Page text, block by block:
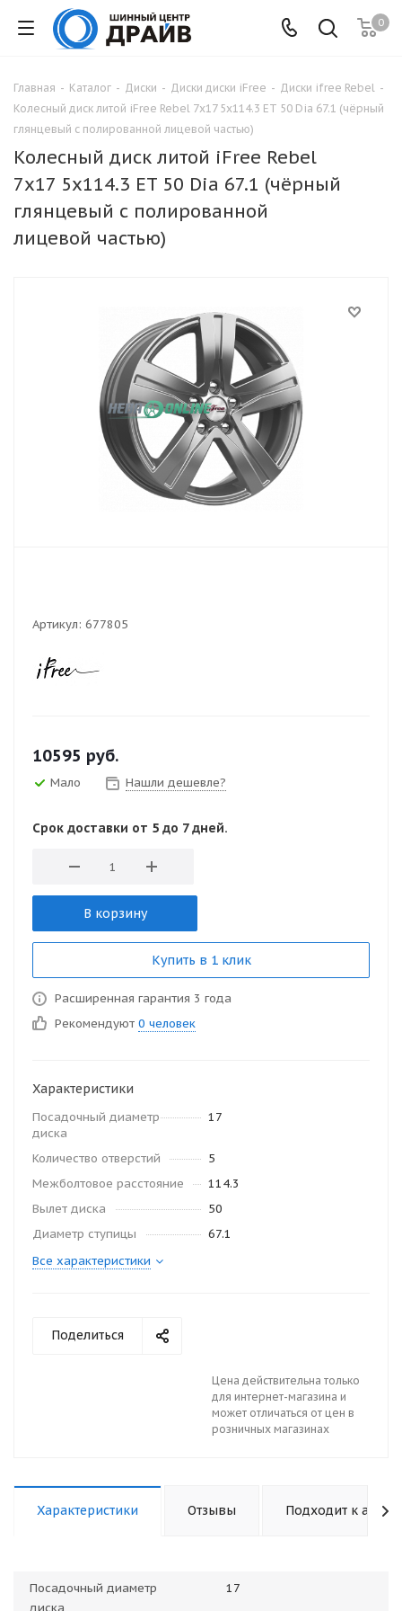
0
Главная - Каталог - Диски - Диски диски iFree - Диски ifree Rebel -
Колесный диск литой iFree Rebel 7x17 5x114.3 ET 50 Dia 67.1 (чёрный
глянцевый с полированной лицевой частью)
Колесный диск литой iFree Rebel
7x17 5x114.3 ET 50 Dia 67.1 (чёрный
глянцевый с полированной
лицевой частью)
Артикул: 677805
10595 руб.
Мало Нашли дешевле?
Срок доставки от 5 до 7 дней.
В корзину
Купить в 1 клик
Расширенная гарантия 3 года
Рекомендуют 0 человек
Характеристики
Посадочный диаметр
диска
17
Количество отверстий
5
Межболтовое расстояние
114.3
Вылет диска
50
Диаметр ступицы
67.1
Все характеристики
Поделиться
Цена действительна только
для интернет-магазина и
может отличаться от цен в
розничных магазинах
Характеристики Отзывы Подходит к авто
Посадочный диаметр
диска
17